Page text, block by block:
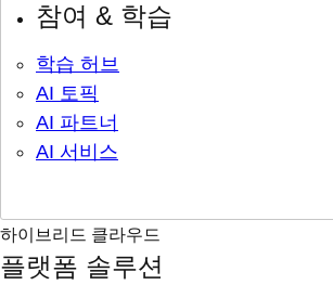
참여 & 학습
학습 허브
AI 토픽
AI 파트너
AI 서비스
하이브리드 클라우드
플랫폼 솔루션